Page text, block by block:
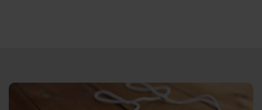
Direct door naar content